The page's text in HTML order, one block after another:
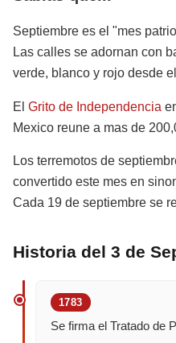
Septiembre es el "mes
Las calles se adornan con
verde, blanco y rojo desde
El Grito de Independencia
Mexico reune a mas de
Los terremotos de
convertido este mes en
Cada 19 de septiembre se
Historia del 3 de
1783
Se firma el Tratado de